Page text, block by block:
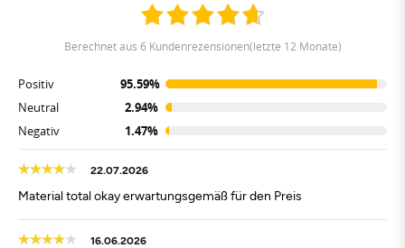
berechnet aus 6 Kundenrezensionen(letzte 12 Monate)
Positiv
95.59%
Neutral
2.94%
Negativ
1.47%
22.07.2026
Material total okay erwartungsgemäß für den Preis
16.06.2026